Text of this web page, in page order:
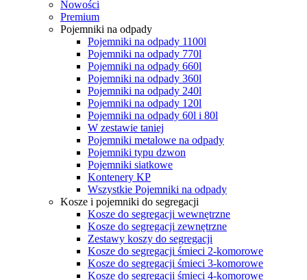
Nowości
Premium
Pojemniki na odpady
Pojemniki na odpady 1100l
Pojemniki na odpady 770l
Pojemniki na odpady 660l
Pojemniki na odpady 360l
Pojemniki na odpady 240l
Pojemniki na odpady 120l
Pojemniki na odpady 60l i 80l
W zestawie taniej
Pojemniki metalowe na odpady
Pojemniki typu dzwon
Pojemniki siatkowe
Kontenery KP
Wszystkie Pojemniki na odpady
Kosze i pojemniki do segregacji
Kosze do segregacji wewnętrzne
Kosze do segregacji zewnętrzne
Zestawy koszy do segregacji
Kosze do segregacji śmieci 2-komorowe
Kosze do segregacji śmieci 3-komorowe
Kosze do segregacji śmieci 4-komorowe